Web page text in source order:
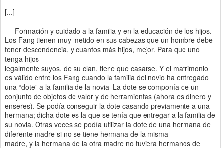
[...]
Formación y cuidado a la familia y en la educación de los hijos.-
Los Fang tienen muy metido en sus cabezas que un hombre debe
tener descendencia, y cuantos más hijos, mejor. Para que uno
tenga hijos
legalmente suyos, de su clan, tiene que casarse. Y el matrimonio
es válido entre los Fang cuando la familia del novio ha entregado
una “dote” a la familia de la novia. La dote se componía de un
conjunto de objetos de valor y de herramientas (ahora es dinero y
enseres). Se podía conseguir la dote casando previamente a una
hermana; dicha dote es la que se tenía que entregar a la familia de
su novia. Otras veces se podía utilizar la dote de una hermana de
diferente madre si no se tiene hermana de la misma
madre, y la hermana de la otra madre no tuviera hermanos de